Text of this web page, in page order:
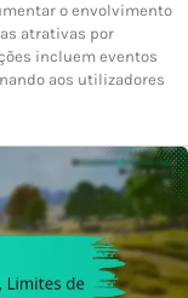
o envolvimento
atrativas por
incluem eventos
aos utilizadores